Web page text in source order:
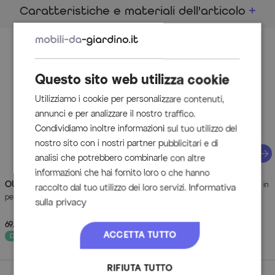
ca. 220 x 100 x 74 cm
Altezza sottotavolo: ca. 67 cm
Piano del tavolo: ca. 3 cm
Spessore gamba: ca. 7 x 7 cm
Disegno quotato
(cliccare per ingrandire)
Caratteristiche dell'articolo
Caratteristiche e materiali dell'articolo
Materiale principale:
Akazie
Accessori
OUTFLEXXDetergente/Sbiancante
per legno, per legni naturali, 1 litro
69,90 €
- 22%
Disponibile subito
OUTFLEXXSigillante, per superfici in
79,90 €PVP109,90 €
Disponibile subito
Questo sito web utilizza cookie
Utilizziamo i cookie per personalizzare contenuti,
annunci e per analizzare il nostro traffico.
Condividiamo inoltre informazioni sul tuo utilizzo del
nostro sito con i nostri partner pubblicitari e di
analisi che potrebbero combinarle con altre
informazioni che hai fornito loro o che hanno
raccolto dal tuo utilizzo dei loro servizi. Informativa
sulla privacy
ACCETTA TUTTO
RIFIUTA TUTTO